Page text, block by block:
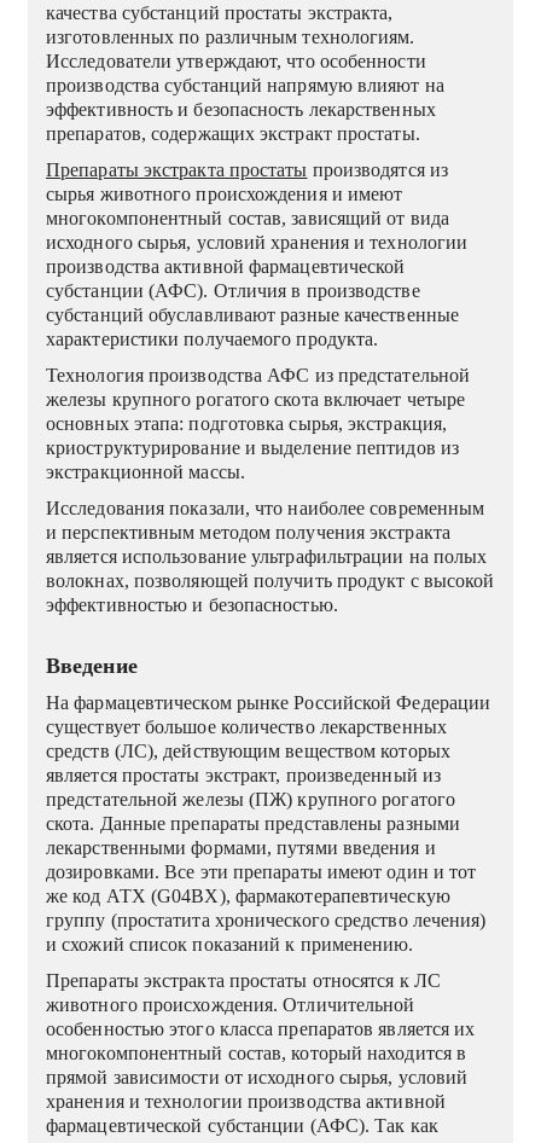
качества субстанций простаты экстракта,
изготовленных по различным технологиям.
Исследователи утверждают, что особенности
производства субстанций напрямую влияют на
эффективность и безопасность лекарственных
препаратов, содержащих экстракт простаты.
Препараты экстракта простаты производятся из
сырья животного происхождения и имеют
многокомпонентный состав, зависящий от вида
исходного сырья, условий хранения и технологии
производства активной фармацевтической
субстанции (АФС). Отличия в производстве
субстанций обуславливают разные качественные
характеристики получаемого продукта.
Технология производства АФС из предстательной
железы крупного рогатого скота включает четыре
основных этапа: подготовка сырья, экстракция,
криоструктурирование и выделение пептидов из
экстракционной массы.
Исследования показали, что наиболее современным
и перспективным методом получения экстракта
является использование ультрафильтрации на полых
волокнах, позволяющей получить продукт с высокой
эффективностью и безопасностью.
Введение
На фармацевтическом рынке Российской Федерации
существует большое количество лекарственных
средств (ЛС), действующим веществом которых
является простаты экстракт, произведенный из
предстательной железы (ПЖ) крупного рогатого
скота. Данные препараты представлены разными
лекарственными формами, путями введения и
дозировками. Все эти препараты имеют один и тот
же код АТХ (G04BX), фармакотерапевтическую
группу (простатита хронического средство лечения)
и схожий список показаний к применению.
Препараты экстракта простаты относятся к ЛС
животного происхождения. Отличительной
особенностью этого класса препаратов является их
многокомпонентный состав, который находится в
прямой зависимости от исходного сырья, условий
хранения и технологии производства активной
фармацевтической субстанции (АФС). Так как